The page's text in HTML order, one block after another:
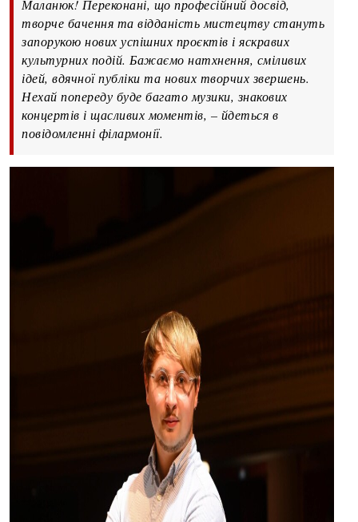
Маланюк! Переконані, що професійний досвід,
творче бачення та відданість мистецтву стануть
запорукою нових успішних проєктів і яскравих
культурних подій. Бажаємо натхнення, сміливих
ідей, вдячної публіки та нових творчих звершень.
Нехай попереду буде багато музики, знакових
концертів і щасливих моментів, – йдеться в
повідомленні філармонії.